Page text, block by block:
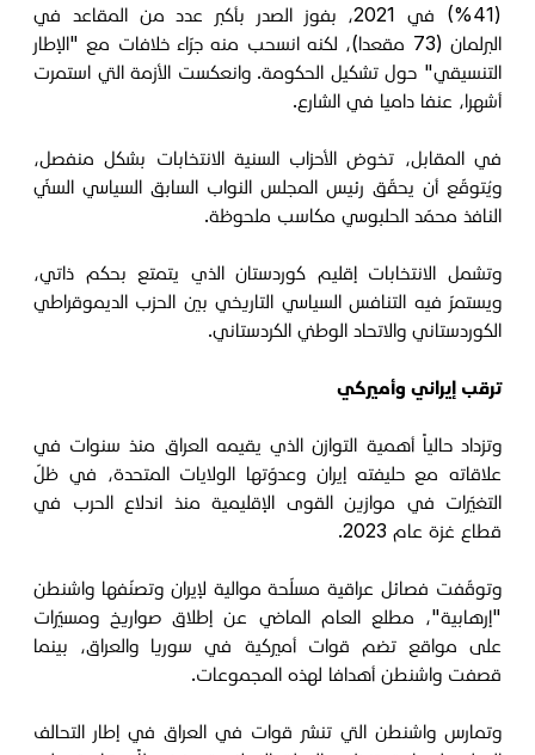
(41%) في 2021، بفوز الصدر بأكبر عدد من المقاعد في
البرلمان (73 مقعدا)، لكنه انسحب منه جرّاء خلافات مع "الإطار
التنسيقي" حول تشكيل الحكومة. وانعكست الأزمة التي استمرت
أشهرا، عنفا داميا في الشارع.
في المقابل، تخوض الأحزاب السنية الانتخابات بشكل منفصل،
ويُتوقّع أن يحقّق رئيس المجلس النواب السابق السياسي السنّي
النافذ محمّد الحلبوسي مكاسب ملحوظة.
وتشمل الانتخابات إقليم كوردستان الذي يتمتع بحكم ذاتي،
ويستمرّ فيه التنافس السياسي التاريخي بين الحزب الديموقراطي
الكوردستاني والاتحاد الوطني الكردستاني.
ترقب إيراني وأميركي
وتزداد حالياً أهمية التوازن الذي يقيمه العراق منذ سنوات في
علاقاته مع حليفته إيران وعدوّتها الولايات المتحدة، في ظلّ
التغيّرات في موازين القوى الإقليمية منذ اندلاع الحرب في
قطاع غزة عام 2023.
وتوقّفت فصائل عراقية مسلّحة موالية لإيران وتصنّفها واشنطن
"إرهابية"، مطلع العام الماضي عن إطلاق صواريخ ومسيّرات
على مواقع تضم قوات أميركية في سوريا والعراق، بينما
قصفت واشنطن أهدافا لهذه المجموعات.
وتمارس واشنطن التي تنشر قوات في العراق في إطار التحالف